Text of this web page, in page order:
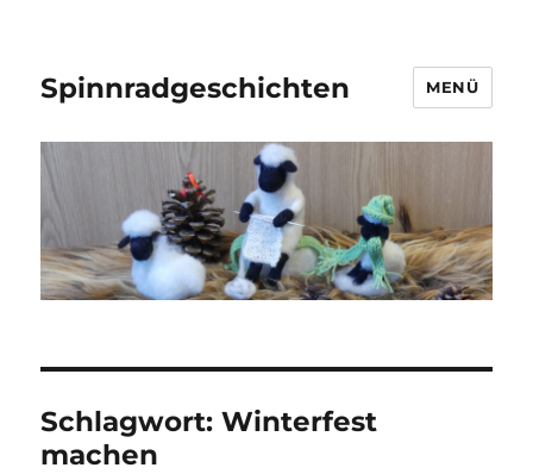
Spinnradgeschichten MENÜ
Schlagwort:Winterfest
machen